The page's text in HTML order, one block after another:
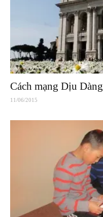
Cách mạng Dịu Dàng
11/06/2015